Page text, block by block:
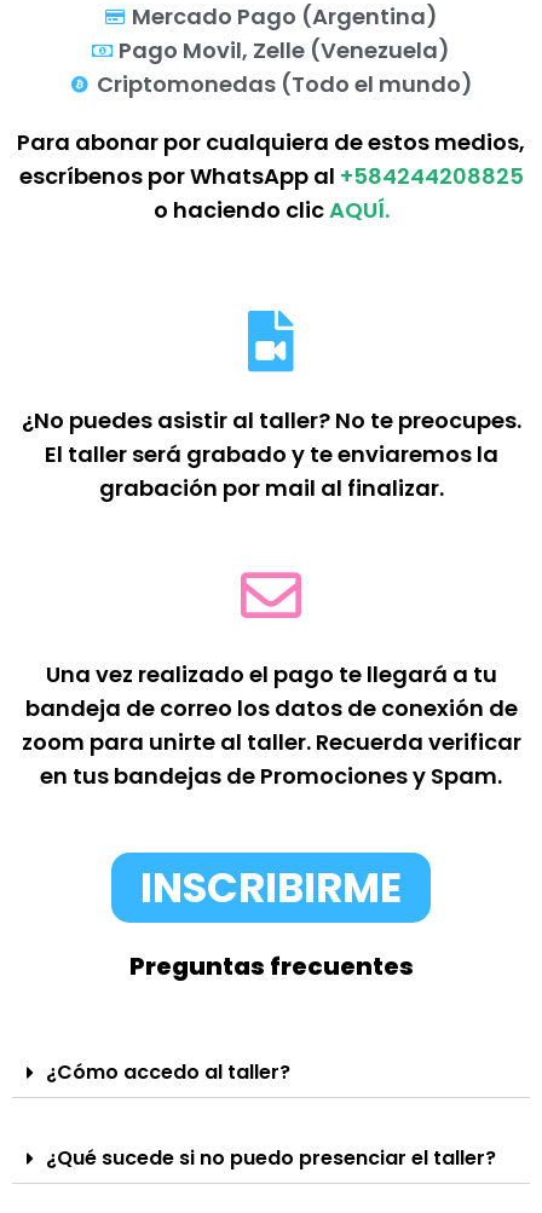
Mercado Pago (Argentina)
Pago Movil, Zelle (Venezuela)
Criptomonedas (Todo el mundo)
Para abonar por cualquiera de estos medios,
escríbenos por WhatsApp al +584244208825
o haciendo clicAQUÍ.
¿No puedes asistir al taller? No te preocupes.
El taller será grabado y te enviaremos la
grabación por mail al finalizar.
Una vez realizado el pago te llegará a tu
bandeja de correo los datos de conexión de
zoom para unirte al taller. Recuerda verificar
en tus bandejas de Promociones y Spam.
INSCRIBIRME
Preguntas frecuentes
¿Cómo accedo al taller?
¿Qué sucede si no puedo presenciar el taller?